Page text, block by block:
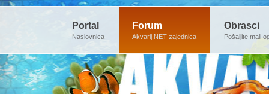
Portal
Naslovnica
Forum
Akvarij.NET zajednica
Obrasci
Pošaljite mali